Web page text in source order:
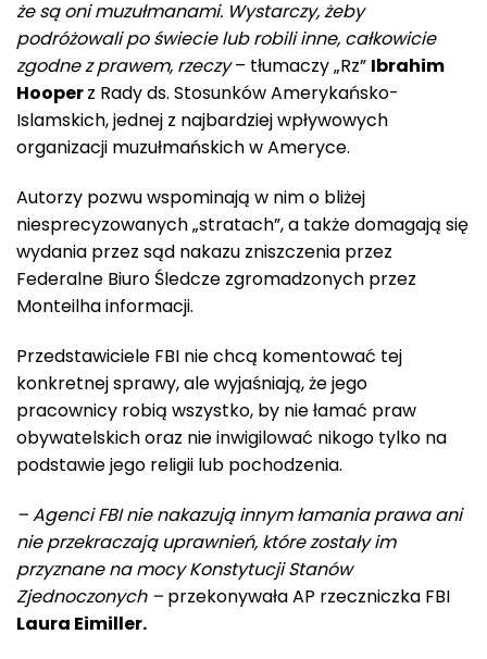
że są oni muzułmanami. Wystarczy, żeby
podróżowali po świecie lub robili inne, całkowicie
zgodne z prawem, rzeczy– tłumaczy „Rz” Ibrahim
Hooperz Rady ds. Stosunków Amerykańsko-
Islamskich, jednej z najbardziej wpływowych
organizacji muzułmańskich w Ameryce.
Autorzy pozwu wspominają w nim o bliżej
niesprecyzowanych „stratach”, a także domagają się
wydania przez sąd nakazu zniszczenia przez
Federalne Biuro Śledcze zgromadzonych przez
Monteilha informacji.
Przedstawiciele FBI nie chcą komentować tej
konkretnej sprawy, ale wyjaśniają, że jego
pracownicy robią wszystko, by nie łamać praw
obywatelskich oraz nie inwigilować nikogo tylko na
podstawie jego religii lub pochodzenia.
– Agenci FBI nie nakazują innym łamania prawa ani
nie przekraczają uprawnień, które zostały im
przyznane na mocy Konstytucji Stanów
Zjednoczonych – przekonywała AP rzeczniczka FBI
Laura Eimiller.